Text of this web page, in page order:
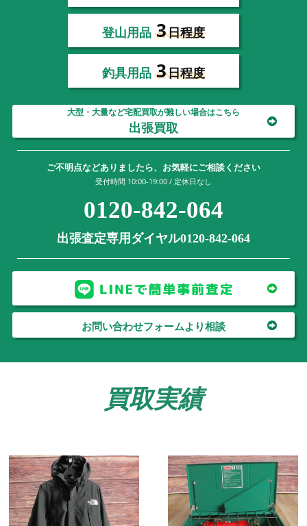
登山用品 3日程度
釣具用品 3日程度
大型・大量など宅配買取が難しい場合はこちら
出張買取
ご不明点などありましたら、お気軽にご相談ください
受付時間 10:00-19:00 / 定休日なし
0120-842-064
出張査定専用ダイヤル0120-842-064
お問い合わせフォームより相談
買取実績